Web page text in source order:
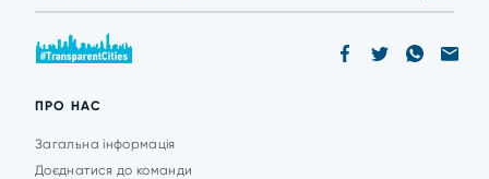
ПРО НАС
Загальна інформація
Доєднатися до команди